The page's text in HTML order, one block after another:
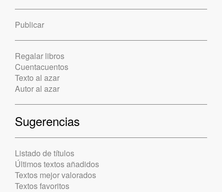
Publicar
Regalar libros
Cuentacuentos
Texto al azar
Autor al azar
Sugerencias
Listado de títulos
Últimos textos añadidos
Textos mejor valorados
Textos favoritos